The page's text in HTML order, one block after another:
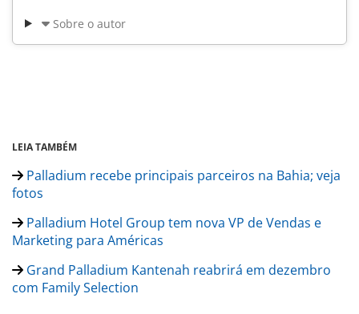
Sobre o autor
LEIA TAMBÉM
Palladium recebe principais parceiros na Bahia; veja
fotos
Palladium Hotel Group tem nova VP de Vendas e
Marketing para Américas
Grand Palladium Kantenah reabrirá em dezembro
com Family Selection